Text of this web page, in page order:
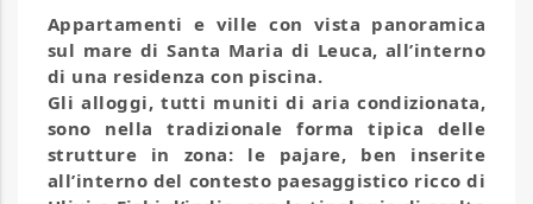
Appartamenti e ville con vista panoramica
sul mare di Santa Maria di Leuca, all’interno
di una residenza con piscina.
Gli alloggi, tutti muniti di aria condizionata,
sono nella tradizionale forma tipica delle
strutture in zona: le pajare, ben inserite
all’interno del contesto paesaggistico ricco di